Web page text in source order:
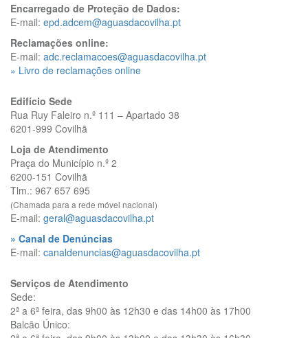
Encarregado de Proteção de Dados:
E-mail: epd.adcem@aguasdacovilha.pt
Reclamações online:
E-mail: adc.reclamacoes@aguasdacovilha.pt
» Livro de reclamações online
Edifício Sede
Rua Ruy Faleiro n.º 111 – Apartado 38
6201-999 Covilhã
Loja de Atendimento
Praça do Município n.º 2
6200-151 Covilhã
Tlm.: 967 657 695
(Chamada para a rede móvel nacional)
E-mail: geral@aguasdacovilha.pt
» Canal de Denúncias
E-mail: canaldenuncias@aguasdacovilha.pt
Serviços de Atendimento
Sede:
2ª a 6ª feira, das 9h00 às 12h30 e das 14h00 às 17h00
Balcão Único: